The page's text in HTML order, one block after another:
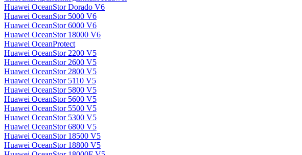
Huawei OceanStor Dorado V6
Huawei OceanStor 5000 V6
Huawei OceanStor 6000 V6
Huawei OceanStor 18000 V6
Huawei OceanProtect
Huawei OceanStor 2200 V5
Huawei OceanStor 2600 V5
Huawei OceanStor 2800 V5
Huawei OceanStor 5110 V5
Huawei OceanStor 5800 V5
Huawei OceanStor 5600 V5
Huawei OceanStor 5500 V5
Huawei OceanStor 5300 V5
Huawei OceanStor 6800 V5
Huawei OceanStor 18500 V5
Huawei OceanStor 18800 V5